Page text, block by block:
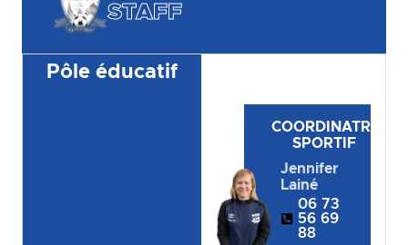
STAFF
Pôle éducatif
COORDINATRICE
SPORTIF
Jennifer
Lainé
06 73
56 69
88